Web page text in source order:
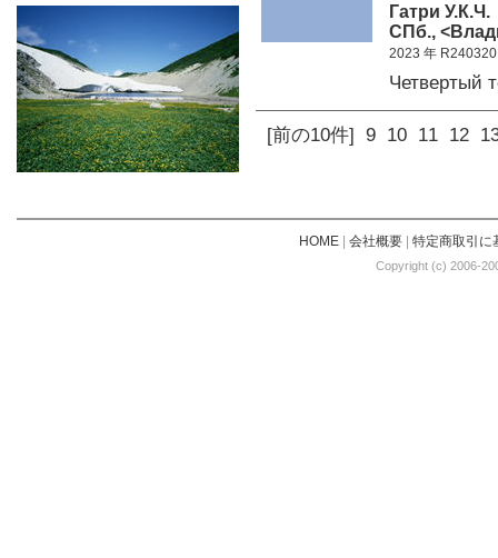
Гатри У.К.Ч.
СПб.,
2023 年 R240320
Четвертый
[前の10件] 9 10 11 12
HOME| 会社概要| 特定商取引に
Copyright (c) 2006-